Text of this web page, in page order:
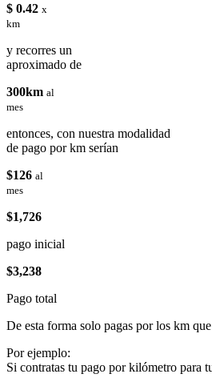
$ 0.42 x
km
y recorres un
aproximado de
300km al
mes
entonces, con nuestra modalidad
de pago por km serían
$126 al
mes
$1,726
pago inicial
$3,238
Pago total
De esta forma solo pagas por los km
Por ejemplo:
Si contratas tu pago por kilómetro para